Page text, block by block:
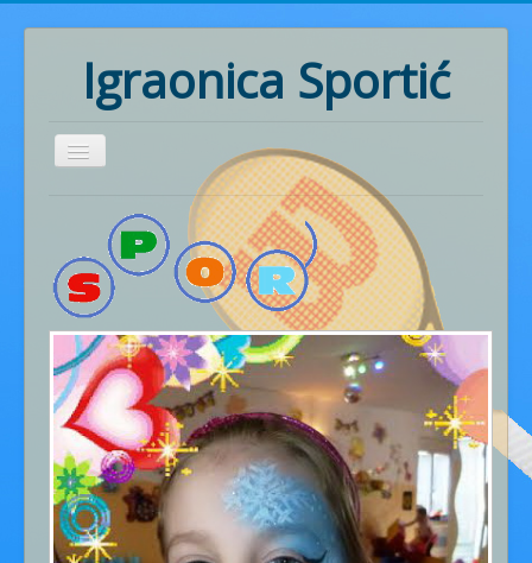
Igraonica Sportić
Rođendani
Pozivnice
Radionice
Ritmika
Naš rad
Fotogalerija
Cjenik usluga
Gdje smo - kontakt